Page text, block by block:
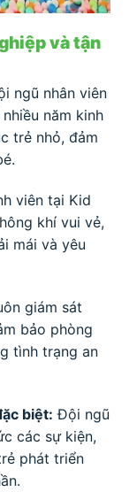
và tận
ngũ nhân viên
năm kinh
trẻ nhỏ, đảm
viên tại Kid
khí vui vẻ,
mái và yêu
giám sát
bảo phòng
tình trạng an
biệt: Đội ngũ
các sự kiện,
phát triển